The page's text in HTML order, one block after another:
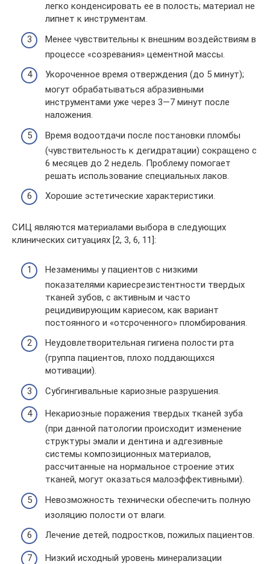
легко конденсировать ее в полость; материал не
липнет к инструментам.
Менее чувствительны к внешним воздействиям в
процессе «созревания» цементной массы.
Укороченное время отверждения (до 5 минут);
могут обрабатываться абразивными
инструментами уже через 3—7 минут после
наложения.
Время водоотдачи после постановки пломбы
(чувствительность к дегидратации) сокращено с
6 месяцев до 2 недель. Проблему помогает
решать использование специальных лаков.
Хорошие эстетические характеристики.
СИЦ являются материалами выбора в следующих
клинических ситуациях [2, 3, 6, 11]:
Незаменимы у пациентов с низкими
показателями кариесрезистентности твердых
тканей зубов, с активным и часто
рецидивирующим кариесом, как вариант
постоянного и «отсроченного» пломбирования.
Неудовлетворительная гигиена полости рта
(группа пациентов, плохо поддающихся
мотивации).
Субгингивальные кариозные разрушения.
Некариозные поражения твердых тканей зуба
(при данной патологии происходит изменение
структуры эмали и дентина и адгезивные
системы композиционных материалов,
рассчитанные на нормальное строение этих
тканей, могут оказаться малоэффективными).
Невозможность технически обеспечить полную
изоляцию полости от влаги.
Лечение детей, подростков, пожилых пациентов.
Низкий исходный уровень минерализации